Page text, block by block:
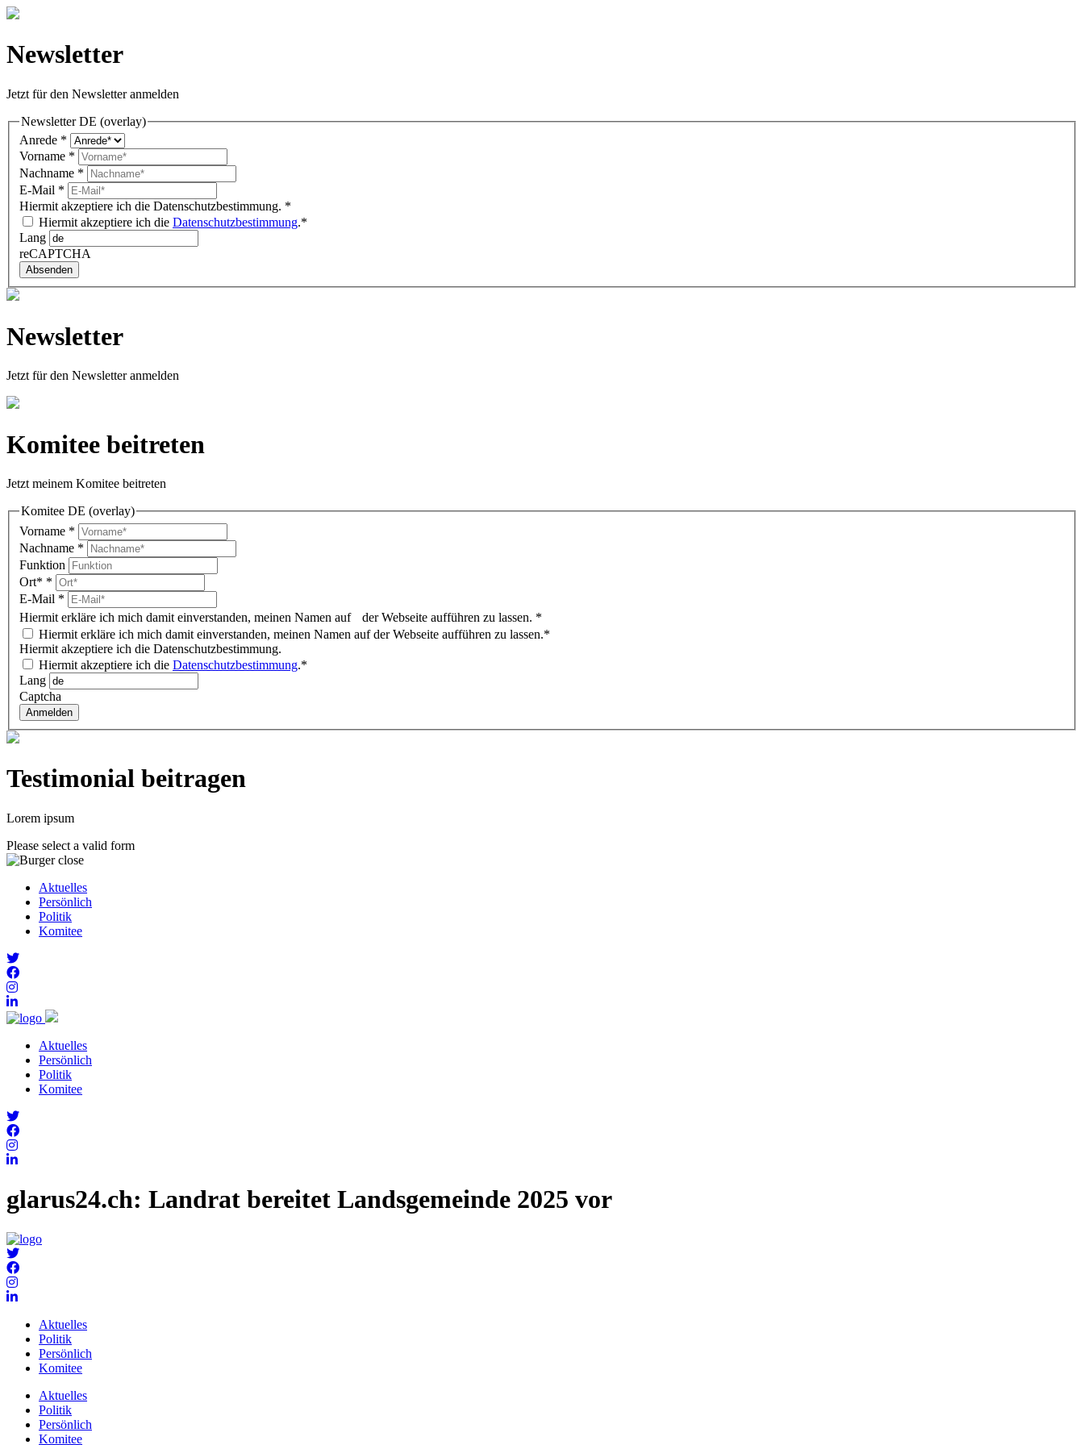
Newsletter
Jetzt für den Newsletter anmelden
Newsletter DE (overlay)
Anrede *
Vorname *
Nachname *
E-Mail *
Hiermit akzeptiere ich die Datenschutzbestimmung. *
Hiermit akzeptiere ich die Datenschutzbestimmung.*
Lang
reCAPTCHA
Absenden
Newsletter
Jetzt für den Newsletter anmelden
Komitee beitreten
Jetzt meinem Komitee beitreten
Komitee DE (overlay)
Vorname *
Nachname *
Funktion
Ort* *
E-Mail *
Hiermit erkläre ich mich damit einverstanden, meinen Namen auf der Webseite aufführen zu lassen. *
Hiermit erkläre ich mich damit einverstanden, meinen Namen auf der Webseite aufführen zu lassen.*
Hiermit akzeptiere ich die Datenschutzbestimmung.
Hiermit akzeptiere ich die Datenschutzbestimmung.*
Lang
Captcha
Anmelden
Testimonial beitragen
Lorem ipsum
Please select a valid form
Aktuelles
Persönlich
Politik
Komitee
Aktuelles
Persönlich
Politik
Komitee
glarus24.ch: Landrat bereitet Landsgemeinde 2025 vor
Aktuelles
Politik
Persönlich
Komitee
Aktuelles
Politik
Persönlich
Komitee